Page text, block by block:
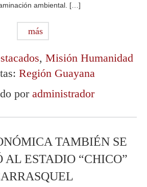
ambiental. […]
más
, Misión Humanidad
Región Guayana
por administrador
TAMBIÉN SE
AL ESTADIO “CHICO”